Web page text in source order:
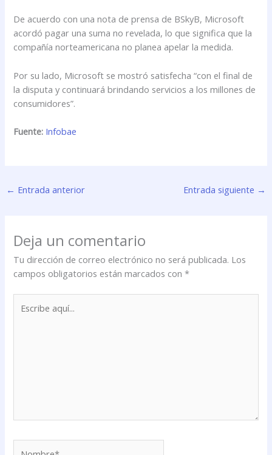
De acuerdo con una nota de prensa de BSkyB, Microsoft
acordó pagar una suma no revelada, lo que significa que la
compañía norteamericana no planea apelar la medida.
Por su lado, Microsoft se mostró satisfecha “con el final de
la disputa y continuará brindando servicios a los millones de
consumidores”.
Fuente: Infobae
← Entrada anterior Entrada siguiente →
Deja un comentario
Tu dirección de correo electrónico no será publicada. Los
campos obligatorios están marcados con*
aquí...